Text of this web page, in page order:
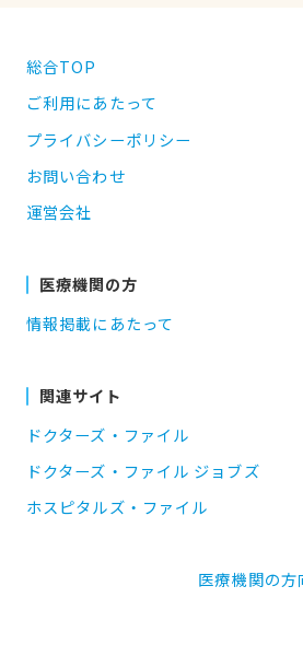
総合TOP
ご利用にあたって
プライバシーポリシー
お問い合わせ
運営会社
医療機関の方
情報掲載にあたって
関連サイト
ドクターズ・ファイル
ドクターズ・ファイル ジョブズ
ホスピタルズ・ファイル
医療機関の